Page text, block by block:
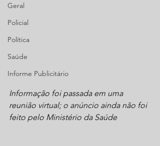
Geral
Policial
Política
Saúde
Informe Publicitário
Informação foi passada em uma
reunião virtual; o anúncio ainda não foi
feito pelo Ministério da Saúde